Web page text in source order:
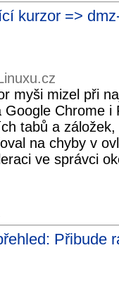
kurzor =>
myši mizel při
Google Chrome i
tabů a
na chyby v
ve správci
Přibude